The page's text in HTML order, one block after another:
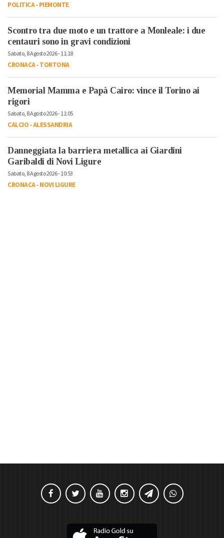
POLITICA-PIEMONTE
Scontro tra due moto e un trattore a Monleale: i due
centauri sono in gravi condizioni
Sabato, 8 Agosto 2026 - 11:18
CRONACA-TORTONA
Memorial Mamma e Papà Cairo: vince il Torino ai
rigori
Sabato, 8 Agosto 2026 - 11:05
CALCIO-ALESSANDRIA
Danneggiata la barriera metallica ai Giardini
Garibaldi di Novi Ligure
Sabato, 8 Agosto 2026 - 10:53
CRONACA-NOVI LIGURE